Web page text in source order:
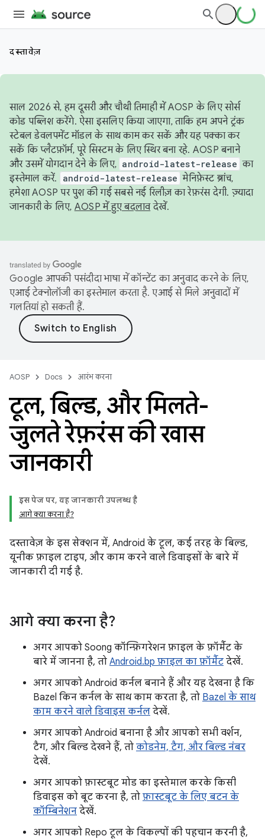
दस्तावेज़
साल 2026 से, हम दूसरी और चौथी तिमाही में AOSP के लिए सोर्स
कोड पब्लिश करेंगे. ऐसा इसलिए किया जाएगा, ताकि हम अपने ट्रंक
स्टेबल डेवलपमेंट मॉडल के साथ काम कर सकें और यह पक्का कर
सकें कि प्लैटफ़ॉर्म, पूरे सिस्टम के लिए स्थिर बना रहे. AOSP बनाने
और उसमें योगदान देने के लिए, android-latest-release का
इस्तेमाल करें.
android-latest-release मेनिफ़ेस्ट ब्रांच,
हमेशा AOSP पर पुश की गई सबसे नई रिलीज़ का रेफ़रंस देगी. ज़्यादा
जानकारी के लिए, AOSP में हुए बदलावदेखें.
Google आपकी पसंदीदा भाषा में कॉन्टेंट का अनुवाद करने के लिए,
एआई टेक्नोलॉजी का इस्तेमाल करता है. एआई से मिले अनुवादों में
गलतियां हो सकती हैं.
AOSP Docs आरंभ करना
टूल,बिल्ड, और मिलते-
जुलते रेफ़रंस की खास
जानकारी
इस पेज पर, यह जानकारी उपलब्ध है
आगे क्या करना है?
दस्तावेज़ के इस सेक्शन में, Android के टूल, कई तरह के बिल्ड,
यूनीक फ़ाइल टाइप, और काम करने वाले डिवाइसों के बारे में
जानकारी दी गई है.
आगे क्या करना है?
अगर आपको Soong कॉन्फ़िगरेशन फ़ाइल के फ़ॉर्मैट के
बारे में जानना है, तो Android.bp फ़ाइल का फ़ॉर्मैट देखें.
अगर आपको Android कर्नल बनाने हैं और यह देखना है कि
Bazel किन कर्नल के साथ काम करता है, तो Bazel के साथ
काम करने वाले डिवाइस कर्नल देखें.
अगर आपको Android बनाना है और आपको सभी वर्शन,
टैग, और बिल्ड देखने हैं, तो कोडनेम, टैग, और बिल्ड नंबर
देखें.
अगर आपको फ़ास्टबूट मोड का इस्तेमाल करके किसी
डिवाइस को बूट करना है, तो फ़ास्टबूट के लिए बटन के
कॉम्बिनेशन देखें.
अगर आपको Repo टूल के विकल्पों की पहचान करनी है,